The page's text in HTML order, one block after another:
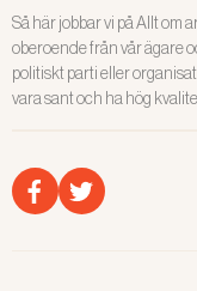
Så här jobbar vi på Allt om
oberoende från vår ägare
politiskt parti eller
vara sant och ha hög